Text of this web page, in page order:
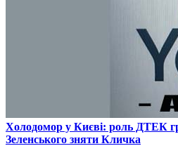
​Холодомор у Києві: роль ДТЕК
Зеленського зняти Кличка